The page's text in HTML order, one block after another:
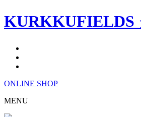
KURKKUFIELDS
ONLINE SHOP
MENU